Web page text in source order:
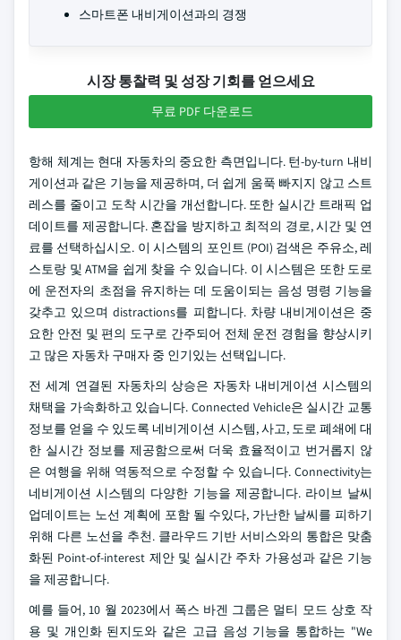
스마트폰 내비게이션과의 경쟁
시장 통찰력 및 성장 기회를 얻으세요
무료 PDF 다운로드
항해 체계는 현대 자동차의 중요한 측면입니다. 턴-by-turn 내비
게이션과 같은 기능을 제공하며, 더 쉽게 움푹 빠지지 않고 스트
레스를 줄이고 도착 시간을 개선합니다. 또한 실시간 트래픽 업
데이트를 제공합니다. 혼잡을 방지하고 최적의 경로, 시간 및 연
료를 선택하십시오. 이 시스템의 포인트 (POI) 검색은 주유소, 레
스토랑 및 ATM을 쉽게 찾을 수 있습니다. 이 시스템은 또한 도로
에 운전자의 초점을 유지하는 데 도움이되는 음성 명령 기능을
갖추고 있으며 distractions를 피합니다. 차량 내비게이션은 중
요한 안전 및 편의 도구로 간주되어 전체 운전 경험을 향상시키
고 많은 자동차 구매자 중 인기있는 선택입니다.
전 세계 연결된 자동차의 상승은 자동차 내비게이션 시스템의
채택을 가속화하고 있습니다. Connected Vehicle은 실시간 교통
정보를 얻을 수 있도록 네비게이션 시스템, 사고, 도로 폐쇄에 대
한 실시간 정보를 제공함으로써 더욱 효율적이고 번거롭지 않
은 여행을 위해 역동적으로 수정할 수 있습니다. Connectivity는
네비게이션 시스템의 다양한 기능을 제공합니다. 라이브 날씨
업데이트는 노선 계획에 포함 될 수있다, 가난한 날씨를 피하기
위해 다른 노선을 추천. 클라우드 기반 서비스와의 통합은 맞춤
화된 Point-of-interest 제안 및 실시간 주차 가용성과 같은 기능
을 제공합니다.
예를 들어, 10 월 2023에서 폭스 바겐 그룹은 멀티 모드 상호 작
용 및 개인화 된지도와 같은 고급 음성 기능을 통합하는 "We